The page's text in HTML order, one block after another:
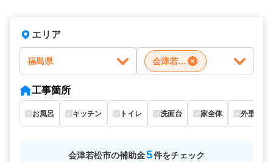
エリア
福島県 会津若松市
工事箇所
お風呂 キッチン トイレ 洗面台 家全体 外壁
会津若松市の補助金5件をチェック